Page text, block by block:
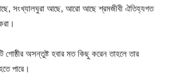
সংখ্যালঘুরা আছে, আরো আছে শ্রমজীবী ঐতিহ্যগত
গোষ্ঠীর অসন্তুষ্ট হবার মত কিছু করেন তাহলে তার
পারে।